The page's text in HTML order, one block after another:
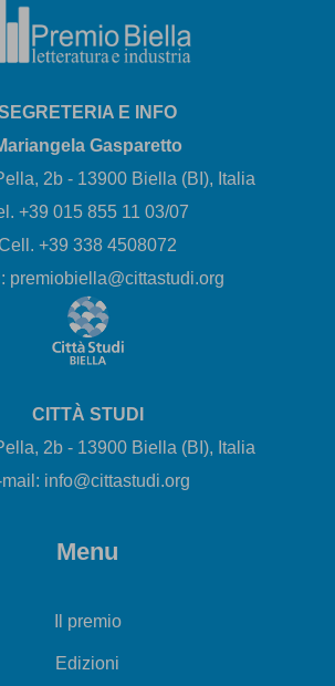
E INFO
Gasparetto
2b - 13900 Biella (BI), Italia
+39 015 855 11 03/07
+39 338 4508072
premiobiella@cittastudi.org
CITTÀ STUDI
2b - 13900 Biella (BI), Italia
mail: info@cittastudi.org
Menu
Il premio
Edizioni